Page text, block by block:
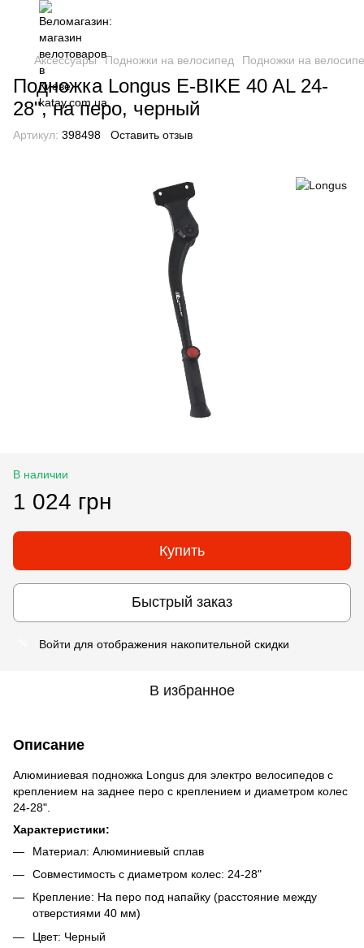
Аксессуары Подножки на велосипед Подножки на
Подножка Longus E-BIKE 40 AL 24-
28", на перо, черный
Артикул: 398498 Оставить отзыв
В наличии
1 024 грн
Купить
Быстрый заказ
Войти для отображения накопительной скидки
В избранное
Описание
Алюминиевая подножка Longus для электро велосипедов с
креплением на заднее перо с креплением и диаметром колес
24-28".
Характеристики:
Материал: Алюминиевый сплав
Совместимость с диаметром колес: 24-28"
Крепление: На перо под напайку (расстояние между
отверстиями 40 мм)
Цвет: Черный